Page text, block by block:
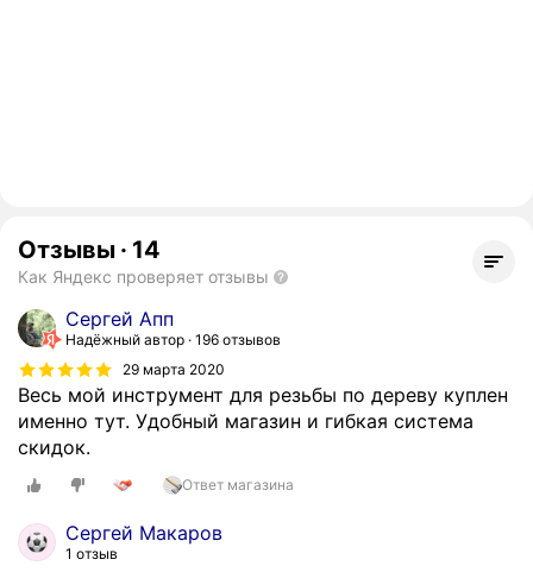
Отзывы · 14
Как Яндекс проверяет отзывы
Сергей Апп
Надёжный автор 196 отзывов
29 марта 2020
Весь мой инструмент для резьбы по дереву куплен
именно тут. Удобный магазин и гибкая система
скидок.
Ответ магазина
Сергей Макаров
1 отзыв